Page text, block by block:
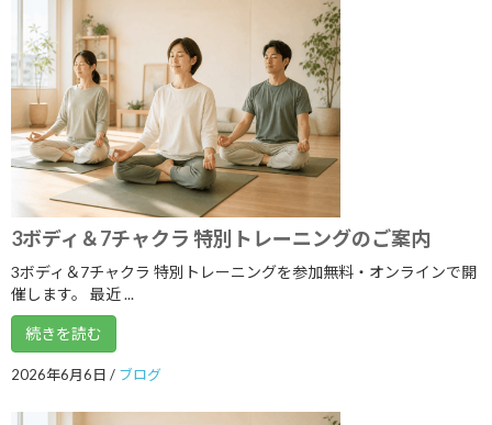
2020年10月
2020年9月
2020年8月
2020年7月
2020年6月
2020年5月
2020年3月
2020年2月
2020年1月
2019年12月
3ボディ＆7チャクラ 特別トレーニングのご案内
3ボディ＆7チャクラ 特別トレーニングを参加無料・オンラインで開
催します。 最近 ...
続きを読む
2026年6月6日 / ブログ